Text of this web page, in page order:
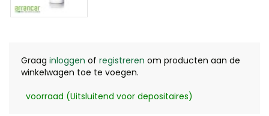
Graag inloggen of registreren om producten aan de
winkelwagen toe te voegen.
voorraad (Uitsluitend voor depositaires)